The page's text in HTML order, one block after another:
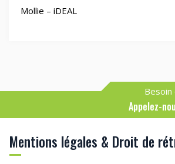
Mollie – iDEAL
Besoin
Appelez-
Mentions légales & Droit de